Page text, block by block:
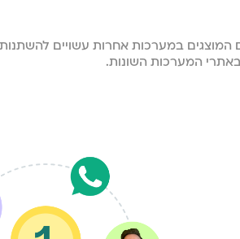
המוצגים במערכות אחרות עשויים
המערכות השונות.